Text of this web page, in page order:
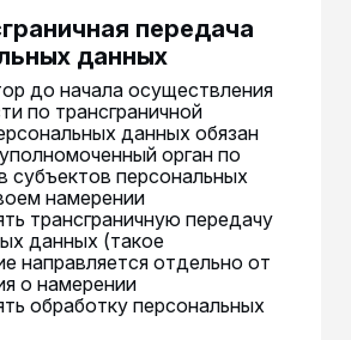
передача
данных
до начала осуществления
по трансграничной
данных обязан
орган по
субъектов персональных
намерении
трансграничную передачу
данных (такое
направляется отдельно от
о намерении
обработку персональных